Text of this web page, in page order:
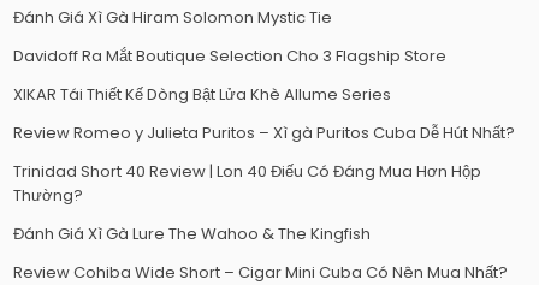
Đánh Giá Xì Gà Hiram Solomon Mystic Tie
Davidoff Ra Mắt Boutique Selection Cho 3 Flagship Store
XIKAR Tái Thiết Kế Dòng Bật Lửa Khè Allume Series
Review Romeo y Julieta Puritos – Xì gà Puritos Cuba Dễ Hút Nhất?
Trinidad Short 40 Review | Lon 40 Điếu Có Đáng Mua Hơn Hộp
Thường?
Đánh Giá Xì Gà Lure The Wahoo & The Kingfish
Review Cohiba Wide Short – Cigar Mini Cuba Có Nên Mua Nhất?